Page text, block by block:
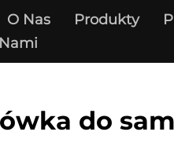
O Nas Produkty
do